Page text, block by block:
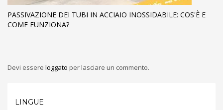
PASSIVAZIONE DEI TUBI IN ACCIAIO INOSSIDABILE: COS'È E
COME FUNZIONA?
Devi essere loggato per lasciare un commento.
LINGUE